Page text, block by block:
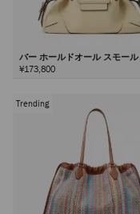
バー ホールドオール スモール
¥173,800
Trending